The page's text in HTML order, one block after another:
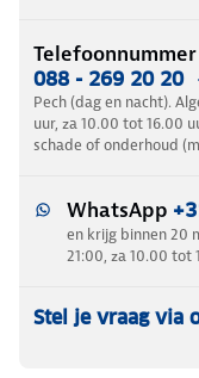
Telefoonnummer
088 - 269 20 20
Pech (dag en nacht).
uur, za 10.00 tot 16.00
schade of onderhoud
WhatsApp
en krijg binnen 20
21:00, za 10.00 tot
Stel je vraag via